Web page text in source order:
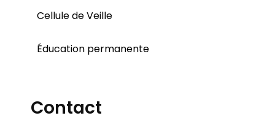
Cellule de Veille
Éducation permanente
Contact